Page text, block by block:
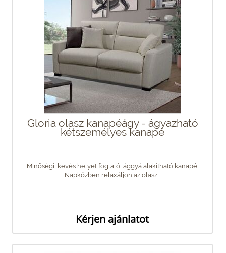
Gloria olasz kanapéágy - ágyazható
kétszemélyes kanapé
Minőségi, kevés helyet foglaló, ággyá alakítható kanapé.
Napközben relaxáljon az olasz...
Kérjen ajánlatot